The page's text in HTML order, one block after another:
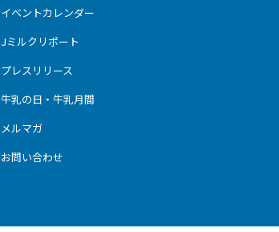
イベントカレンダー
Jミルクリポート
プレスリリース
牛乳の日・牛乳月間
メルマガ
お問い合わせ